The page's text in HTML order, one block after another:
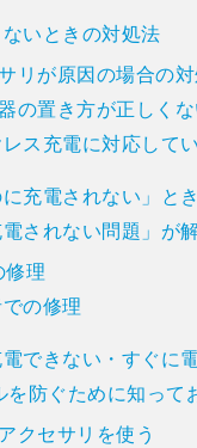
いときの対処法
リが原因の場合の
の置き方が正しく
ス充電に対応して
に充電されない」と
されない問題」が
理
の修理
できない・すぐに
防ぐために知って
クセサリを使う